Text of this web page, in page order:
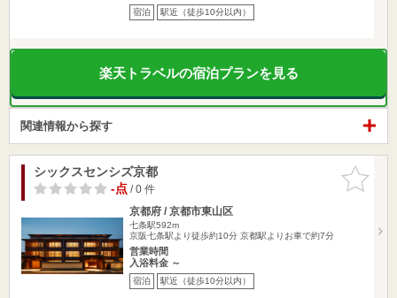
宿泊 駅近（徒歩10分以内）
楽天トラベルの宿泊プランを見る
関連情報から探す
お気に入
りに追加
シックスセンシズ京都
-点/ 0 件
京都府 / 京都市東山区
七条駅592m
京阪七条駅より徒歩約10分 京都駅よりお車で約7分
営業時間
入浴料金 ～
宿泊 駅近（徒歩10分以内）